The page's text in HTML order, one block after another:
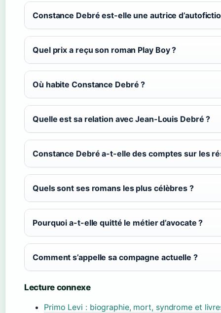
Constance Debré est-elle une autrice
Quel prix a reçu son roman Play Boy ?
Où habite Constance Debré ?
Quelle est sa relation avec Jean-Louis Debré ?
Constance Debré a-t-elle des comptes sur les
Quels sont ses romans les plus célèbres ?
Pourquoi a-t-elle quitté le métier d’avocate ?
Comment s’appelle sa compagne actuelle ?
Lecture connexe
Primo Levi : biographie, mort, syndrome et